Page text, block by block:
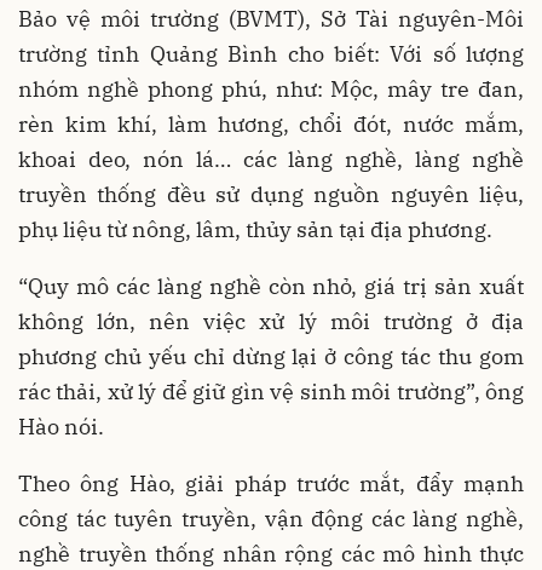
Bảo vệ môi trường (BVMT), Sở Tài nguyên-Môi
trường tỉnh Quảng Bình cho biết: Với số lượng
nhóm nghề phong phú, như: Mộc, mây tre đan,
rèn kim khí, làm hương, chổi đót, nước mắm,
khoai deo, nón lá… các làng nghề, làng nghề
truyền thống đều sử dụng nguồn nguyên liệu,
phụ liệu từ nông, lâm, thủy sản tại địa phương.
“Quy mô các làng nghề còn nhỏ, giá trị sản xuất
không lớn, nên việc xử lý môi trường ở địa
phương chủ yếu chỉ dừng lại ở công tác thu gom
rác thải, xử lý để giữ gìn vệ sinh môi trường”, ông
Hào nói.
Theo ông Hào, giải pháp trước mắt, đẩy mạnh
công tác tuyên truyền, vận động các làng nghề,
nghề truyền thống nhân rộng các mô hình thực